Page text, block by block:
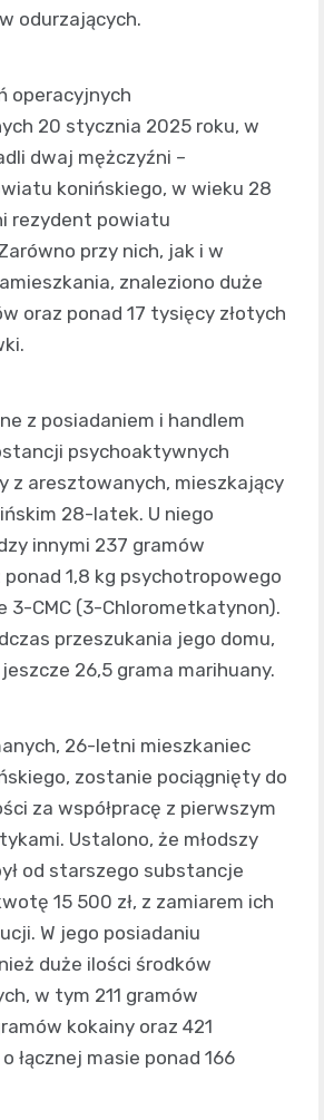
odurzających.
operacyjnych
20 stycznia 2025 roku, w
dwaj mężczyźni –
konińskiego, w wieku 28
rezydent powiatu
przy nich, jak i w
znaleziono duże
oraz ponad 17 tysięcy złotych
z posiadaniem i handlem
psychoaktywnych
z aresztowanych, mieszkający
28-latek. U niego
innymi 237 gramów
1,8 kg psychotropowego
3-CMC (3-Chlorometkatynon).
przeszukania jego domu,
26,5 grama marihuany.
26-letni mieszkaniec
zostanie pociągnięty do
za współpracę z pierwszym
Ustalono, że młodszy
od starszego substancje
15 500 zł, z zamiarem ich
W jego posiadaniu
duże ilości środków
w tym 211 gramów
kokainy oraz 421
łącznej masie ponad 166